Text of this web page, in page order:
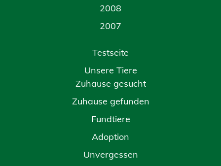
2008
2007
Testseite
Unsere Tiere
Zuhause gesucht
Zuhause gefunden
Fundtiere
Adoption
Unvergessen